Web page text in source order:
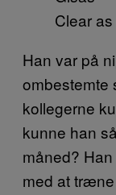
Clear
Han var på
ombestemte
kollegerne
kunne han
måned?
med at